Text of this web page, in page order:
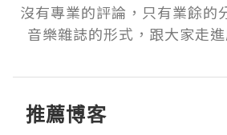
沒有專業的評論，只有業餘的
音樂雜誌的形式，跟大家走進
推薦博客